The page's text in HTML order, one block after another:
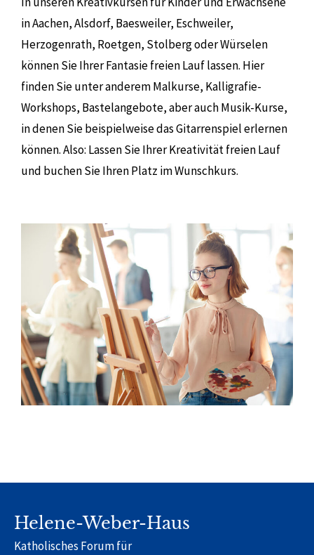
in Aachen, Alsdorf, Baesweiler, Eschweiler,
Herzogenrath, Roetgen, Stolberg oder Würselen
können Sie Ihrer Fantasie freien Lauf lassen. Hier
finden Sie unter anderem Malkurse, Kalligrafie-
Workshops, Bastelangebote, aber auch Musik-Kurse,
in denen Sie beispielweise das Gitarrenspiel erlernen
können. Also: Lassen Sie Ihrer Kreativität freien Lauf
und buchen Sie Ihren Platz im Wunschkurs.
Helene-Weber-Haus
Katholisches Forum für